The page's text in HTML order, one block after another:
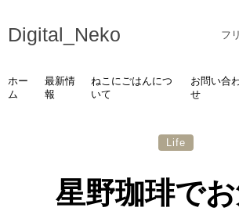
Digital_Neko フ
ホー
ム
最新情
報
ねこにごはんにつ
いて
お問い合
せ
Life
星野珈琲で